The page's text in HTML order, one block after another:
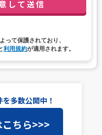
の連絡を含む）のため
の範囲に限って個人情報
。この場合、個人情報保
人情報の適正管理・機密
って保護されており、
利用規約が適用されます。
多数公開中！
ちら>>>